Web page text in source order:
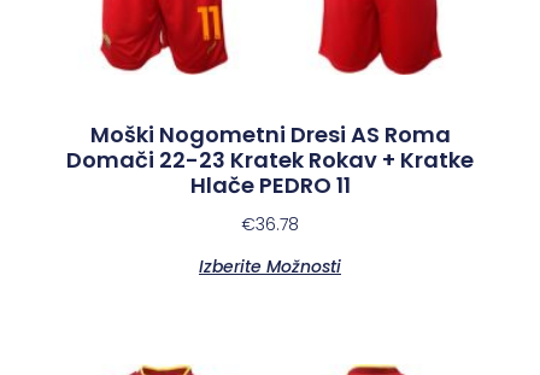
Moški Nogometni Dresi AS Roma
Domači 22-23 Kratek Rokav + Kratke
Hlače PEDRO 11
€36.78
Izberite Možnosti